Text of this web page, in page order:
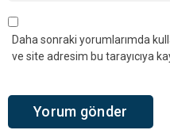
Daha sonraki yorumlarımda
ve site adresim bu tarayıcıya